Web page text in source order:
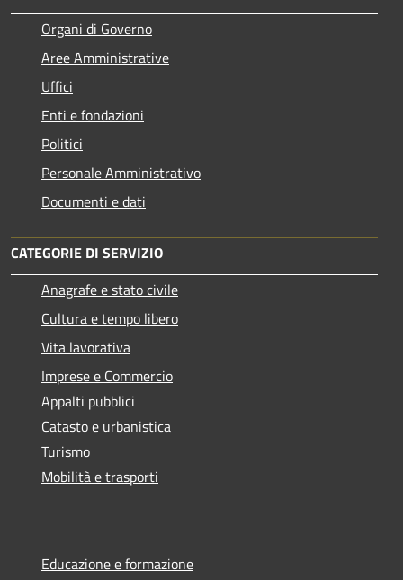
Organi di Governo
Aree Amministrative
Uffici
Enti e fondazioni
Politici
Personale Amministrativo
Documenti e dati
CATEGORIE DI SERVIZIO
Anagrafe e stato civile
Cultura e tempo libero
Vita lavorativa
Imprese e Commercio
Appalti pubblici
Catasto e urbanistica
Turismo
Mobilità e trasporti
Educazione e formazione